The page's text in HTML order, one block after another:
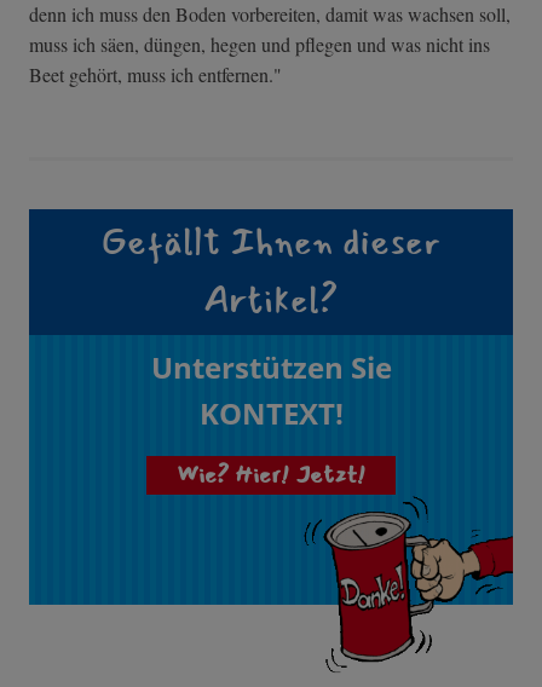
denn ich muss den Boden vorbereiten, damit was wachsen soll,
muss ich säen, düngen, hegen und pflegen und was nicht ins
Beet gehört, muss ich entfernen."
Gefällt Ihnen dieser
Artikel?
Unterstützen Sie
KONTEXT!
Wie? Hier! Jetzt!